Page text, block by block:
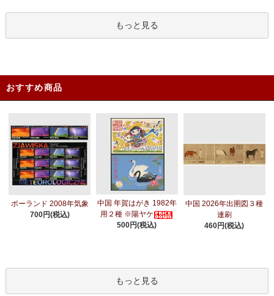
もっと見る
おすすめ商品
ポーランド 2008年気象
700円(税込)
中国 年賀はがき 1982年
用２種 ※陽ヤケ
500円(税込)
中国 2026年出圉図３種
連刷
460円(税込)
もっと見る